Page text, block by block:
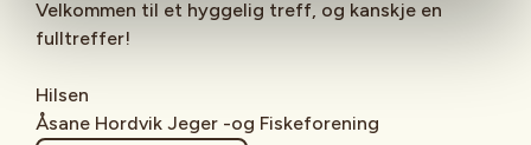
Velkommen til et hyggelig treff, og kanskje en
fulltreffer!
Hilsen
Åsane Hordvik Jeger -og Fiskeforening